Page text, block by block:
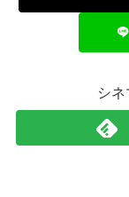
シ